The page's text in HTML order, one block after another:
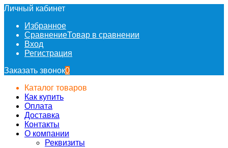
Личный кабинет
Избранное
СравнениеТовар в сравнении
Вход
Регистрация
Заказать звонок0
Каталог товаров
Как купить
Оплата
Доставка
Контакты
О компании
Реквизиты